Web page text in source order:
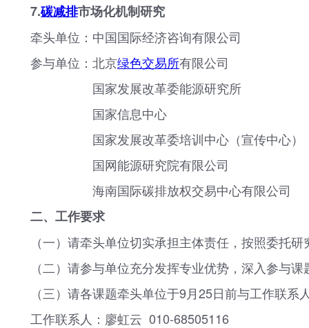
7.碳减排市场化机制研究
牵头单位：中国国际经济咨询有限公司
参与单位：北京绿色交易所有限公司
国家发展改革委能源研究所
国家信息中心
国家发展改革委培训中心（宣传中心）
国网能源研究院有限公司
海南国际碳排放权交易中心有限公司
二、工作要求
（一）请牵头单位切实承担主体责任，按照委托研
（二）请参与单位充分发挥专业优势，深入参与课
（三）请各课题牵头单位于9月25日前与工作联系
工作联系人：廖虹云 010-68505116